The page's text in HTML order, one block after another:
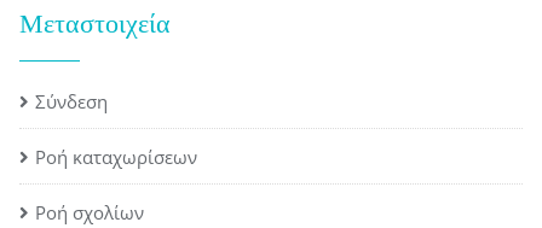
Μεταστοιχεία
Σύνδεση
Ροή καταχωρίσεων
Ροή σχολίων